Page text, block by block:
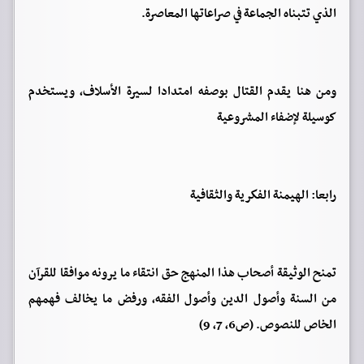
الذي تتبناه الجماعة في صراعاتها المعاصرة.
ومن هنا يقدم القتال بوصفه امتدادا لسيرة الأسلاف، ويستخدم
كوسيلة لإضفاء المشروعية
رابعا: الهيمنة الفكرية والثقافية
تمنح الوثيقة أصحاب هذا المنهج حق انتقاء ما يرونه موافقا للقرآن
من السنة وأصول الدين وأصول الفقه، ورفض ما يخالف فهمهم
الخاص للنصوص. (ص6، 7، 9)